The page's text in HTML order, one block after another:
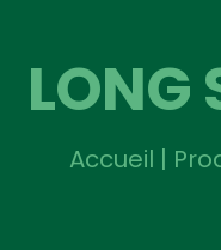
LONG
Accueil |